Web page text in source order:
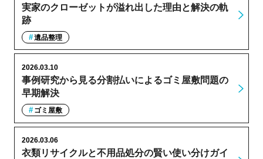
実家のクローゼットが溢れ出した理由と解決の軌
跡
遺品整理
事例研究から見る分割払いによるゴミ屋敷問題の
早期解決
2026.03.10
ゴミ屋敷
衣類リサイクルと不用品処分の賢い使い分けガイ
2026.03.06